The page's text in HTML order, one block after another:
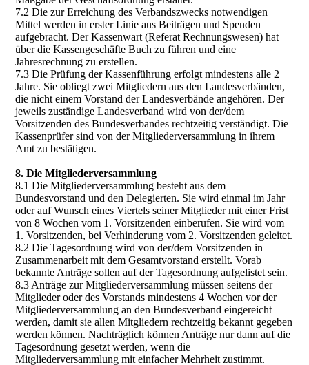
7.2 Die zur Erreichung des Verbandszwecks notwendigen
Mittel werden in erster Linie aus Beiträgen und Spenden
aufgebracht. Der Kassenwart (Referat Rechnungswesen) hat
über die Kassengeschäfte Buch zu führen und eine
Jahresrechnung zu erstellen.
7.3 Die Prüfung der Kassenführung erfolgt mindestens alle 2
Jahre. Sie obliegt zwei Mitgliedern aus den Landesverbänden,
die nicht einem Vorstand der Landesverbände angehören. Der
jeweils zuständige Landesverband wird von der/dem
Vorsitzenden des Bundesverbandes rechtzeitig verständigt. Die
Kassenprüfer sind von der Mitgliederversammlung in ihrem
Amt zu bestätigen.
8. Die Mitgliederversammlung
8.1 Die Mitgliederversammlung besteht aus dem
Bundesvorstand und den Delegierten. Sie wird einmal im Jahr
oder auf Wunsch eines Viertels seiner Mitglieder mit einer Frist
von 8 Wochen vom 1. Vorsitzenden einberufen. Sie wird vom
1. Vorsitzenden, bei Verhinderung vom 2. Vorsitzenden geleitet.
8.2 Die Tagesordnung wird von der/dem Vorsitzenden in
Zusammenarbeit mit dem Gesamtvorstand erstellt. Vorab
bekannte Anträge sollen auf der Tagesordnung aufgelistet sein.
8.3 Anträge zur Mitgliederversammlung müssen seitens der
Mitglieder oder des Vorstands mindestens 4 Wochen vor der
Mitgliederversammlung an den Bundesverband eingereicht
werden, damit sie allen Mitgliedern rechtzeitig bekannt gegeben
werden können. Nachträglich können Anträge nur dann auf die
Tagesordnung gesetzt werden, wenn die
Mitgliederversammlung mit einfacher Mehrheit zustimmt.